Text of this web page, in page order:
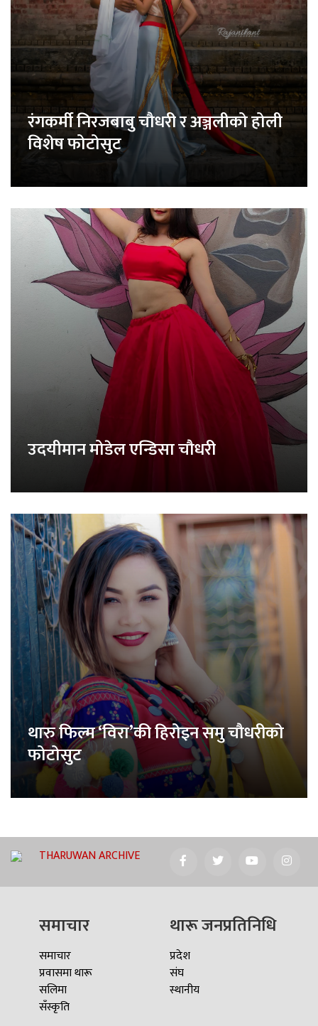
रंगकर्मी निरजबाबु चौधरी र अञ्जलीको होली
विशेष फोटोसुट
उदयीमान मोडेल एन्डिसा चौधरी
थारु फिल्म ‘विरा’की हिरोइन समु चौधरीको
फोटोसुट
THARUWAN ARCHIVE
समाचार
समाचार
प्रवासमा थारू
सलिमा
सँस्कृति
थारू जनप्रतिनिधि
प्रदेश
संघ
स्थानीय